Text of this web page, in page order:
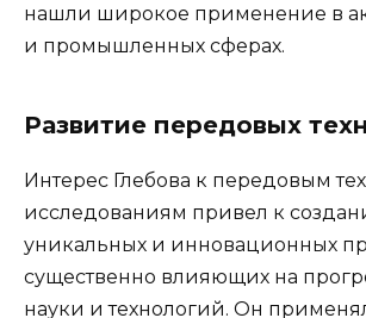
нашли широкое применение в
и промышленных сферах.
Развитие передовых
Интерес Глебова к передовым
исследованиям привел к
уникальных и инновационных
существенно влияющих на
науки и технологий. Он